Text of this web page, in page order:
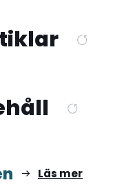
Läs mer